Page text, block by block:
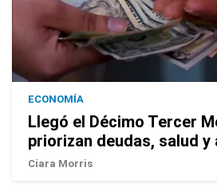
ECONOMÍA
Llegó el Décimo Tercer
priorizan deudas, salud y
Ciara Morris